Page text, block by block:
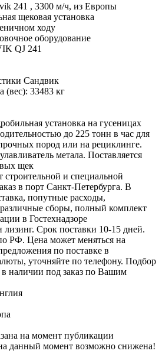
241 , 3300 м/ч, из Европы
щековая установка
ходу
оборудование
QJ 241
Сандвик
(вес): 33483 кг
установка на гусеницах
до 225 тонн в час для
пород или на рециклинге.
метала. Поставляется
щек
и специальной
в порт Санкт-Петербурга. В
попутные расходы,
сборы, полный комплект
в Гостехнадзоре
Срок поставки 10-15 дней.
РФ. Цена может меняться на
по поставке в
уточняйте по телефону. Подбор
наличии под заказ по Вашим
на момент публикации
данный момент возможно снижена!